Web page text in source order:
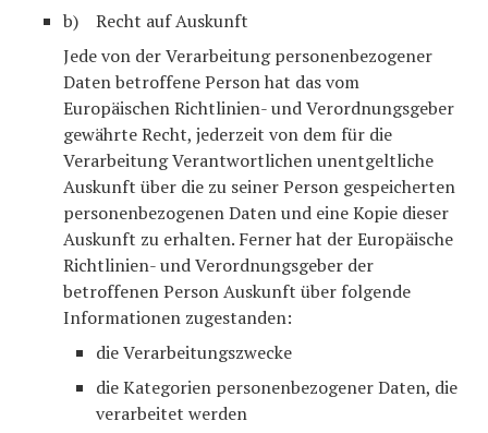
b) Recht auf Auskunft
Jede von der Verarbeitung personenbezogener
Daten betroffene Person hat das vom
Europäischen Richtlinien- und Verordnungsgeber
gewährte Recht, jederzeit von dem für die
Verarbeitung Verantwortlichen unentgeltliche
Auskunft über die zu seiner Person gespeicherten
personenbezogenen Daten und eine Kopie dieser
Auskunft zu erhalten. Ferner hat der Europäische
Richtlinien- und Verordnungsgeber der
betroffenen Person Auskunft über folgende
Informationen zugestanden:
die Verarbeitungszwecke
die Kategorien personenbezogener Daten, die
verarbeitet werden